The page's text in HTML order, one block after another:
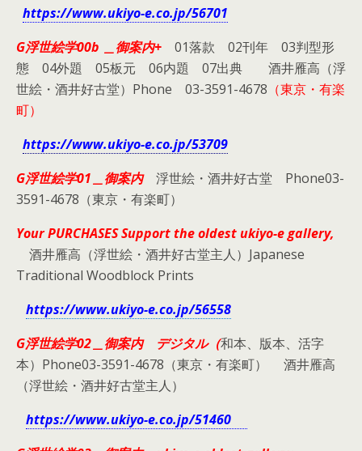
https://www.ukiyo-e.co.jp/56701
G浮世絵学00b ＿御案内+ 01落款 02刊年 03判型形
態 04外題 05板元 06内題 07出典 酒井雁高（浮
世絵・酒井好古堂）Phone 03-3591-4678 （東京・有楽
町）
https://www.ukiyo-e.co.jp/53709
G浮世絵学01＿御案内
浮世絵・酒井好古堂 Phone03-
3591-4678（東京・有楽町）
Your PURCHASES Support the oldest ukiyo-e gallery,
酒井雁高（浮世絵・酒井好古堂主人）Japanese
Traditional Woodblock Prints
https://www.ukiyo-e.co.jp/56558
G浮世絵学02＿御案内 デジタル（和本、版本、活字
本）Phone03-3591-4678（東京・有楽町） 酒井雁高
（浮世絵・酒井好古堂主人）
https://www.ukiyo-e.co.jp/51460